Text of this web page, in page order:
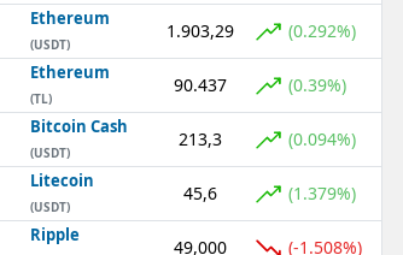
Ethereum
(USDT)
1.903,29 (0.292%)
Ethereum
(TL)
90.437 (0.39%)
Bitcoin Cash
(USDT)
213,3 (0.094%)
Litecoin
(USDT)
45,6 (1.379%)
Ripple
49,000 (-1.508%)